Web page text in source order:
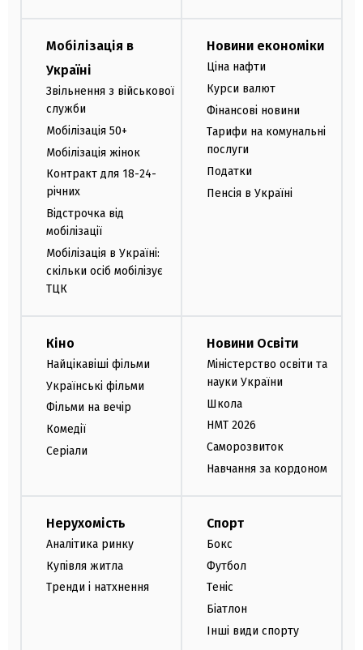
Мобілізація в
Україні
Звільнення з військової
служби
Мобілізація 50+
Мобілізація жінок
Контракт для 18-24-
річних
Відстрочка від
мобілізації
Мобілізація в Україні:
скільки осіб мобілізує
ТЦК
Новини економіки
Ціна нафти
Курси валют
Фінансові новини
Тарифи на комунальні
послуги
Податки
Пенсія в Україні
Кіно
Найцікавіші фільми
Українські фільми
Фільми на вечір
Комедії
Серіали
Новини Освіти
Міністерство освіти та
науки України
Школа
НМТ 2026
Саморозвиток
Навчання за кордоном
Нерухомість
Аналітика ринку
Купівля житла
Тренди і натхнення
Спорт
Бокс
Футбол
Теніс
Біатлон
Інші види спорту